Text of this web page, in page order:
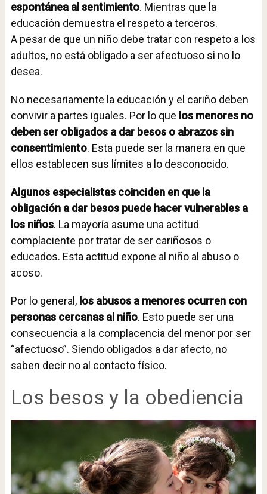
espontánea al sentimiento. Mientras que la
educación demuestra el respeto a terceros.
A pesar de que un niño debe tratar con respeto a los
adultos, no está obligado a ser afectuoso si no lo
desea.
No necesariamente la educación y el cariño deben
convivir a partes iguales. Por lo que los menores no
deben ser obligados a dar besos o abrazos sin
consentimiento. Esta puede ser la manera en que
ellos establecen sus límites a lo desconocido.
Algunos especialistas coinciden en que la
obligación a dar besos puede hacer vulnerables a
los niños. La mayoría asume una actitud
complaciente por tratar de ser cariñosos o
educados. Esta actitud expone al niño al abuso o
acoso.
Por lo general, los abusos a menores ocurren con
personas cercanas al niño. Esto puede ser una
consecuencia a la complacencia del menor por ser
“afectuoso”. Siendo obligados a dar afecto, no
saben decir no al contacto físico.
Los besos y la obediencia